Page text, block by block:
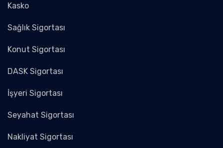
Kasko
Sağlık Sigortası
Konut Sigortası
DASK Sigortası
İşyeri Sigortası
Seyahat Sigortası
Nakliyat Sigortası